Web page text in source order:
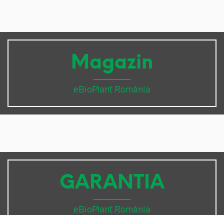
Magazin
eBioPlant România
GARANTIA
eBioPlant România